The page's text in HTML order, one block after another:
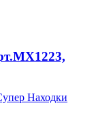
Находки